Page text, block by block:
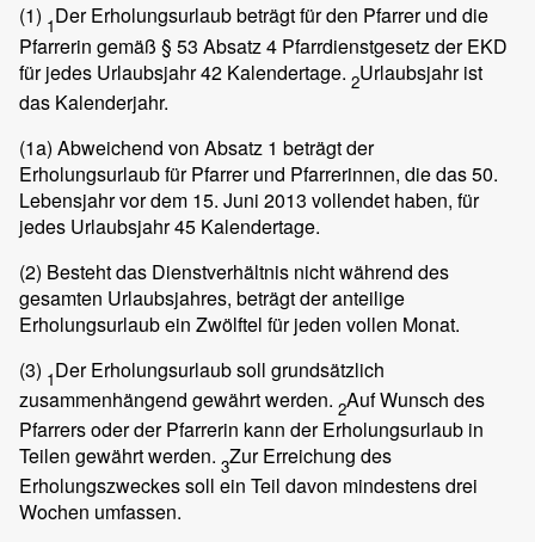
(1) 1Der Erholungsurlaub beträgt für den Pfarrer und die
Pfarrerin gemäß § 53 Absatz 4 Pfarrdienstgesetz der EKD
für jedes Urlaubsjahr 42 Kalendertage. 2Urlaubsjahr ist
das Kalenderjahr.
(1a) Abweichend von Absatz 1 beträgt der
Erholungsurlaub für Pfarrer und Pfarrerinnen, die das 50.
Lebensjahr vor dem 15. Juni 2013 vollendet haben, für
jedes Urlaubsjahr 45 Kalendertage.
(2) Besteht das Dienstverhältnis nicht während des
gesamten Urlaubsjahres, beträgt der anteilige
Erholungsurlaub ein Zwölftel für jeden vollen Monat.
(3) 1Der Erholungsurlaub soll grundsätzlich
zusammenhängend gewährt werden. 2Auf Wunsch des
Pfarrers oder der Pfarrerin kann der Erholungsurlaub in
Teilen gewährt werden. 3Zur Erreichung des
Erholungszweckes soll ein Teil davon mindestens drei
Wochen umfassen.